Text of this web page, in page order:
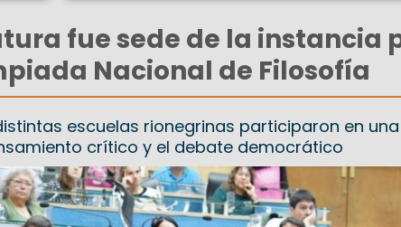
fue sede de la instancia
Nacional de Filosofía
escuelas rionegrinas participaron en
crítico y el debate democrático